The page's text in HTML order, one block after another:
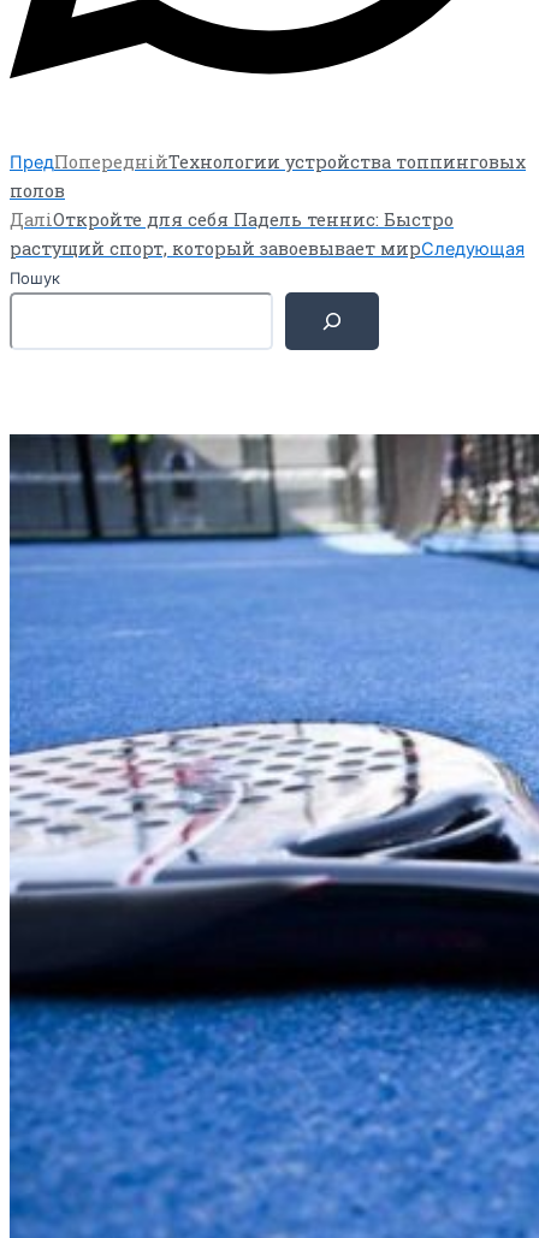
ПредПопереднійТехнологии устройства топпинговых
полов
ДаліОткройте для себя Падель теннис: Быстро
растущий спорт, который завоевывает мирСледующая
Пошук